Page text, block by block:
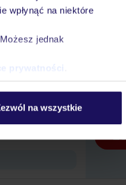
wpłynąć na niektóre
jednak
prywatności
na wszystkie